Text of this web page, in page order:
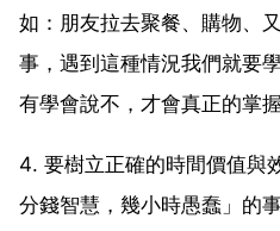
如：朋友拉去聚餐、購物、
事，遇到這種情況我們就要
有學會說不，才會真正的掌
4. 要樹立正確的時間價值與
分錢智慧，幾小時愚蠢」的